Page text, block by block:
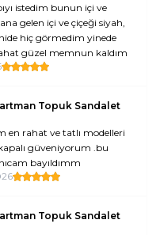
istedim bunun içi ve
gelen içi ve çiçeği siyah,
hiç görmedim yinede
güzel memnun kaldım
Topuk Sandalet
en rahat ve tatlı modelleri
güveniyorum .bu
bayıldımm
Topuk Sandalet